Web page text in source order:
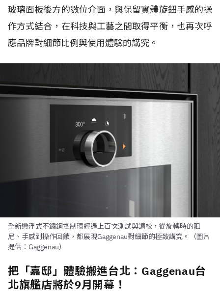
玻璃面板後方的數位介面，與保留實體旋鈕手感的操
作方式結合，在科技與工藝之間取得平衡，也再次呼
應品牌對細節比例與使用體驗的講究。
全新懸浮式不鏽鋼控制環經過上百次測試與調校，從旋轉時的阻
尼、手感到操作回饋，都展現Gaggenau對細節的極致講究。（圖片
提供：Gaggenau）
把「嘉邸」體驗搬進台北：Gaggenau台
北旗艦店將於9月開幕！